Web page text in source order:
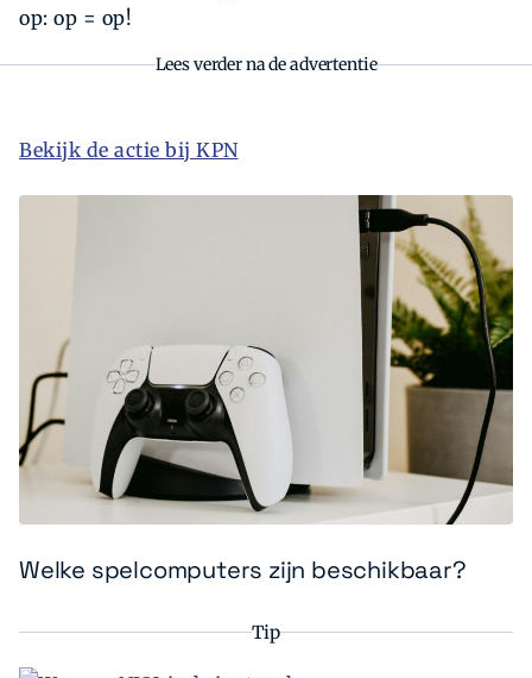
op: op = op!
Lees verder na de advertentie
Bekijk de actie bij KPN
Welke spelcomputers zijn beschikbaar?
Tip